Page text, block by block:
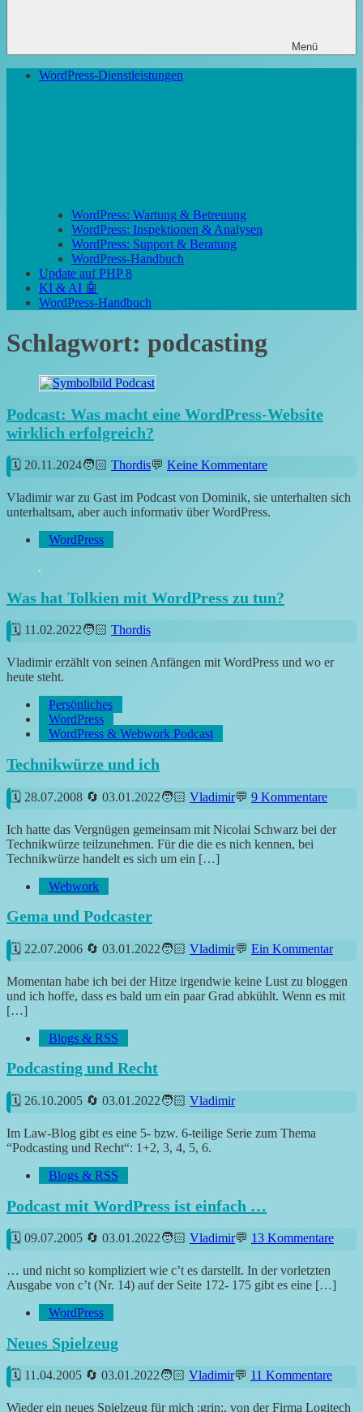
Menü
WordPress-Dienstleistungen
WordPress: Wartung & Betreuung
WordPress: Inspektionen & Analysen
WordPress: Support & Beratung
WordPress-Handbuch
Update auf PHP 8
KI & AI 🤖
WordPress-Handbuch
Schlagwort: podcasting
Podcast: Was macht eine WordPress-Website
wirklich erfolgreich?
20.11.2024 Thordis Keine Kommentare
Vladimir war zu Gast im Podcast von Dominik, sie unterhalten sich
unterhaltsam, aber auch informativ über WordPress.
WordPress
Was hat Tolkien mit WordPress zu tun?
11.02.2022 Thordis
Vladimir erzählt von seinen Anfängen mit WordPress und wo er
heute steht.
Persönliches
WordPress
WordPress & Webwork Podcast
Technikwürze und ich
28.07.2008 03.01.2022 Vladimir 9 Kommentare
Ich hatte das Vergnügen gemeinsam mit Nicolai Schwarz bei der
Technikwürze teilzunehmen. Für die die es nich kennen, bei
Technikwürze handelt es sich um ein […]
Webwork
Gema und Podcaster
22.07.2006 03.01.2022 Vladimir Ein Kommentar
Momentan habe ich bei der Hitze irgendwie keine Lust zu bloggen
und ich hoffe, dass es bald um ein paar Grad abkühlt. Wenn es mit
[…]
Blogs & RSS
Podcasting und Recht
26.10.2005 03.01.2022 Vladimir
Im Law-Blog gibt es eine 5- bzw. 6-teilige Serie zum Thema
“Podcasting und Recht“: 1+2, 3, 4, 5, 6.
Blogs & RSS
Podcast mit WordPress ist einfach …
09.07.2005 03.01.2022 Vladimir 13 Kommentare
… und nicht so kompliziert wie c’t es darstellt. In der vorletzten
Ausgabe von c’t (Nr. 14) auf der Seite 172- 175 gibt es eine […]
WordPress
Neues Spielzeug
11.04.2005 03.01.2022 Vladimir 11 Kommentare
Wieder ein neues Spielzeug für mich :grin:, von der Firma Logitech